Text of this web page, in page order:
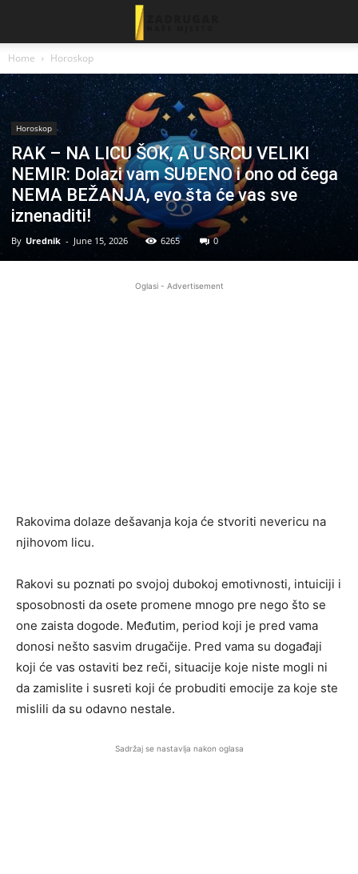
Home Horoskop
Horoskop
RAK – NA LICU ŠOK, A U SRCU VELIKI
NEMIR: Dolazi vam SUĐENO i ono od čega
NEMA BEŽANJA, evo šta će vas sve
iznenaditi!
By Urednik - June 15, 2026 6265 0
Oglasi - Advertisement
Rakovima dolaze dešavanja koja će stvoriti nevericu na
njihovom licu.
Rakovi su poznati po svojoj dubokoj emotivnosti, intuiciji i
sposobnosti da osete promene mnogo pre nego što se
one zaista dogode. Međutim, period koji je pred vama
donosi nešto sasvim drugačije. Pred vama su događaji
koji će vas ostaviti bez reči, situacije koje niste mogli ni
da zamislite i susreti koji će probuditi emocije za koje ste
mislili da su odavno nestale.
Sadržaj se nastavlja nakon oglasa